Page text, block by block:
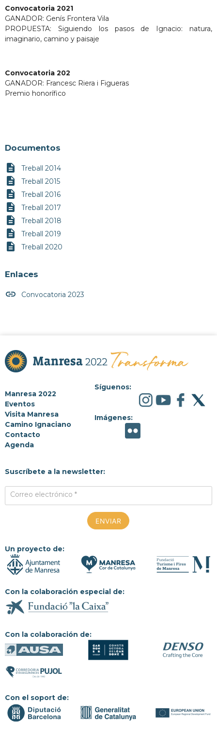
Convocatoria 2021
GANADOR: Genís Frontera Vila
PROPUESTA: Siguiendo los pasos de Ignacio: natura,
imaginario, camino y paisaje
Convocatoria 202
GANADOR: Francesc Riera i Figueras
Premio honorífico
Documentos
description Treball 2014
description Treball 2015
description Treball 2016
description Treball 2017
description Treball 2018
description Treball 2019
description Treball 2020
Enlaces
insert_link Convocatoria 2023
Manresa 2022
Eventos
Visita Manresa
Camino Ignaciano
Contacto
Agenda
Síguenos:
Imágenes:
Suscríbete a la newsletter:
Correo electrónico *
Un proyecto de:
Con la colaboración especial de:
Con la colaboración de:
Con el soport de: